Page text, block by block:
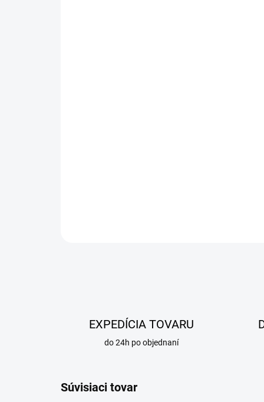
EXPEDÍCIA TOVARU
do 24h po objednaní
Súvisiaci tovar